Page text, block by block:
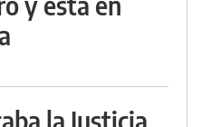
la Justicia